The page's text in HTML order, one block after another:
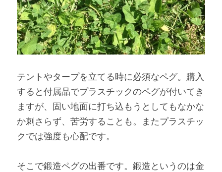
テントやタープを立てる時に必須なペグ。購入
すると付属品でプラスチックのペグが付いてき
ますが、固い地面に打ち込もうとしてもなかな
か刺さらず、苦労することも。またプラスチッ
クでは強度も心配です。
そこで鍛造ペグの出番です。鍛造というのは金